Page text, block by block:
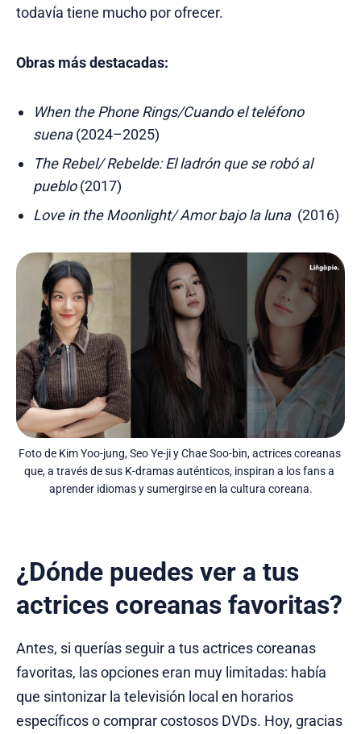
todavía tiene mucho por ofrecer.
Obras más destacadas:
When the Phone Rings/Cuando el teléfono
suena(2024–2025)
The Rebel/ Rebelde: El ladrón que se robó al
pueblo(2017)
Love in the Moonlight/ Amor bajo la luna (2016)
Foto de Kim Yoo-jung, Seo Ye-ji y Chae Soo-bin, actrices coreanas
que, a través de sus K-dramas auténticos, inspiran a los fans a
aprender idiomas y sumergirse en la cultura coreana.
¿Dónde puedes ver a tus
actrices coreanas favoritas?
Antes, si querías seguir a tus actrices coreanas
favoritas, las opciones eran muy limitadas: había
que sintonizar la televisión local en horarios
específicos o comprar costosos DVDs. Hoy, gracias